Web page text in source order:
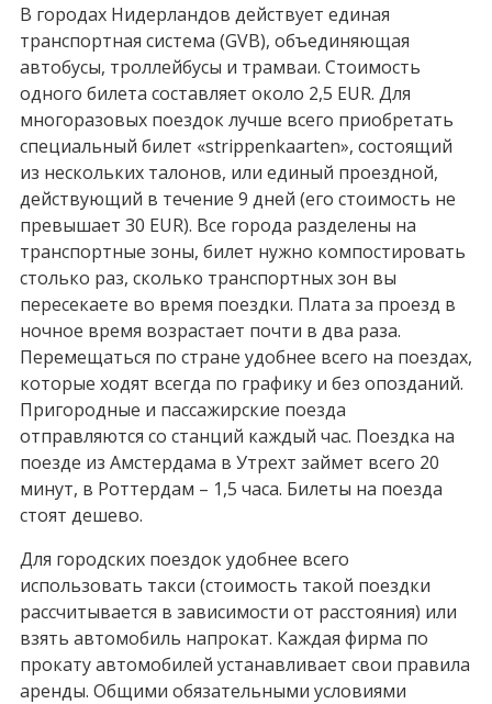
В городах Нидерландов действует единая
транспортная система (GVB), объединяющая
автобусы, троллейбусы и трамваи. Стоимость
одного билета составляет около 2,5 EUR. Для
многоразовых поездок лучше всего приобретать
специальный билет «strippenkaarten», состоящий
из нескольких талонов, или единый проездной,
действующий в течение 9 дней (его стоимость не
превышает 30 EUR). Все города разделены на
транспортные зоны, билет нужно компостировать
столько раз, сколько транспортных зон вы
пересекаете во время поездки. Плата за проезд в
ночное время возрастает почти в два раза.
Перемещаться по стране удобнее всего на поездах,
которые ходят всегда по графику и без опозданий.
Пригородные и пассажирские поезда
отправляются со станций каждый час. Поездка на
поезде из Амстердама в Утрехт займет всего 20
минут, в Роттердам – 1,5 часа. Билеты на поезда
стоят дешево.
Для городских поездок удобнее всего
использовать такси (стоимость такой поездки
рассчитывается в зависимости от расстояния) или
взять автомобиль напрокат. Каждая фирма по
прокату автомобилей устанавливает свои правила
аренды. Общими обязательными условиями